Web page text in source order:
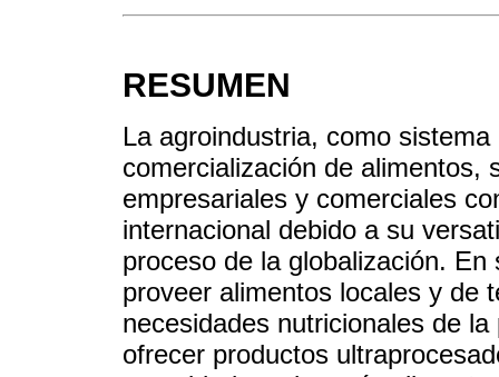
RESUMEN
La agroindustria, como
comercialización de alimentos,
empresariales y comerciales
internacional debido a su
proceso de la globalización.
proveer alimentos locales y de
necesidades nutricionales de
ofrecer productos